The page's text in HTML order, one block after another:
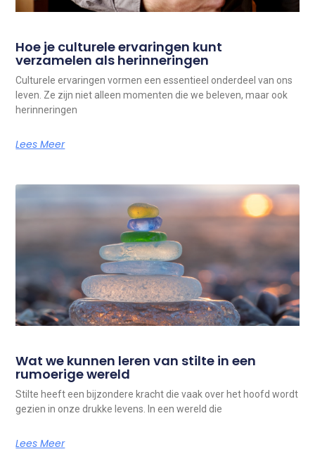
Hoe je culturele ervaringen kunt
verzamelen als herinneringen
Culturele ervaringen vormen een essentieel onderdeel van ons
leven. Ze zijn niet alleen momenten die we beleven, maar ook
herinneringen
Lees Meer
Wat we kunnen leren van stilte in een
rumoerige wereld
Stilte heeft een bijzondere kracht die vaak over het hoofd wordt
gezien in onze drukke levens. In een wereld die
Lees Meer